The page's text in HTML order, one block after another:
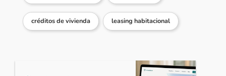
créditos de vivienda leasing habitacional